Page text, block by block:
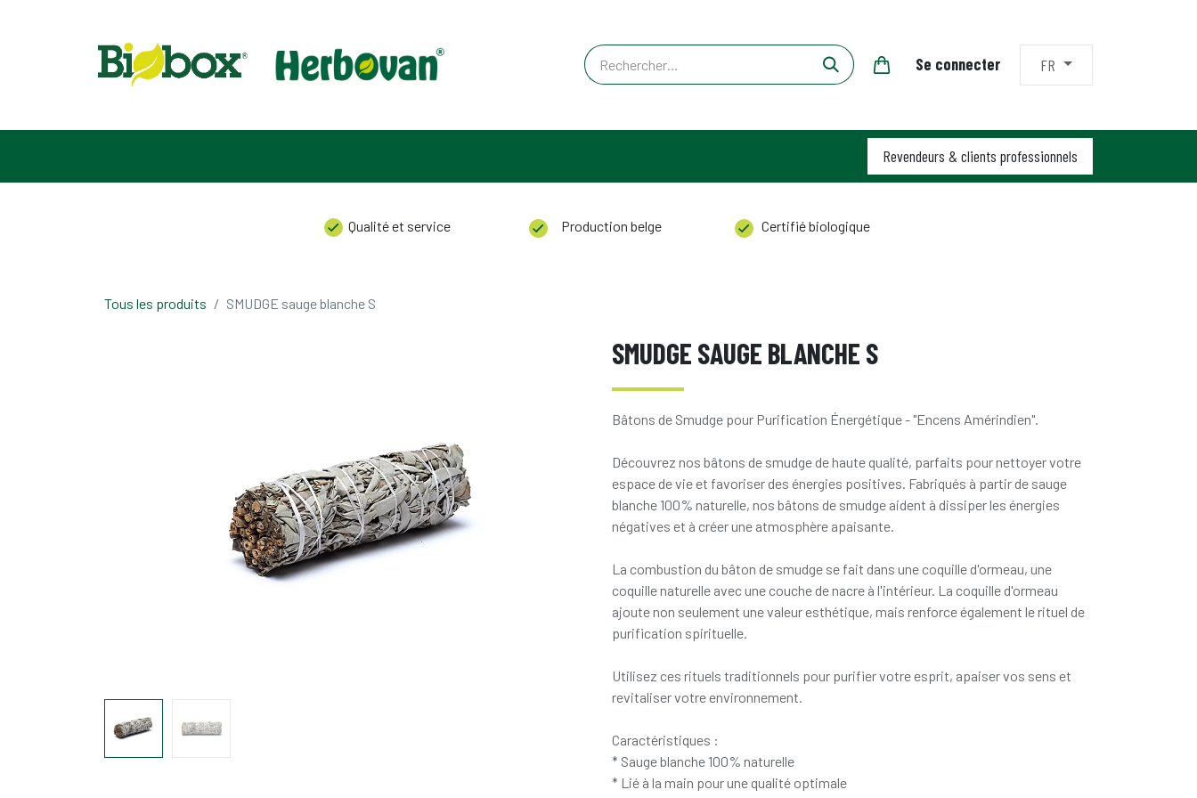
Se connecter FR
Revendeurs & clients professionnels
Production belge
Qualité et service Certifié biologique
Tous les produits SMUDGE sauge blanche S
SMUDGE SAUGE BLANCHE S
Bâtons de Smudge pour Purification Énergétique - "Encens Amérindien".
Découvrez nos bâtons de smudge de haute qualité, parfaits pour nettoyer votre
espace de vie et favoriser des énergies positives. Fabriqués à partir de sauge
blanche 100% naturelle, nos bâtons de smudge aident à dissiper les énergies
négatives et à créer une atmosphère apaisante.
La combustion du bâton de smudge se fait dans une coquille d'ormeau, une
coquille naturelle avec une couche de nacre à l'intérieur. La coquille d'ormeau
ajoute non seulement une valeur esthétique, mais renforce également le rituel de
purification spirituelle.
Utilisez ces rituels traditionnels pour purifier votre esprit, apaiser vos sens et
revitaliser votre environnement.
Caractéristiques :
* Sauge blanche 100% naturelle
* Lié à la main pour une qualité optimale